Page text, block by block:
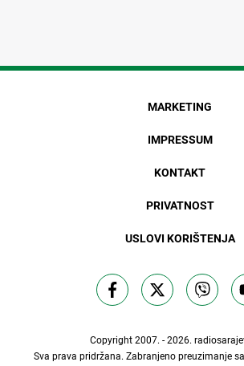
MARKETING
IMPRESSUM
KONTAKT
PRIVATNOST
USLOVI KORIŠTENJA
Copyright 2007. - 2026.
Sva prava pridržana. Zabranjeno preuzimanje